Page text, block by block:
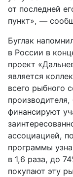
от последней
пункт», —
Буглак
в России в
проект
является
всего рыбного
финансируют
ассоциацией,
программы
в 1,6 раза, до
покупают эту